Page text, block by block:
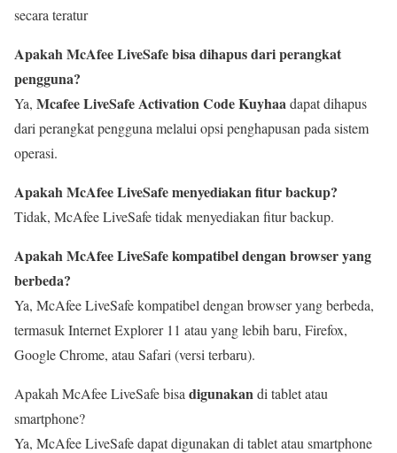
secara teratur
Apakah McAfee LiveSafe bisa dihapus dari perangkat
pengguna?
Ya, Mcafee LiveSafe Activation Code Kuyhaadapat dihapus
dari perangkat pengguna melalui opsi penghapusan pada sistem
operasi.
Apakah McAfee LiveSafe menyediakan fitur backup?
Tidak, McAfee LiveSafe tidak menyediakan fitur backup.
Apakah McAfee LiveSafe kompatibel dengan browser yang
berbeda?
Ya, McAfee LiveSafe kompatibel dengan browser yang berbeda,
termasuk Internet Explorer 11 atau yang lebih baru, Firefox,
Google Chrome, atau Safari (versi terbaru).
Apakah McAfee LiveSafe bisa digunakandi tablet atau
smartphone?
Ya, McAfee LiveSafe dapat digunakan di tablet atau smartphone